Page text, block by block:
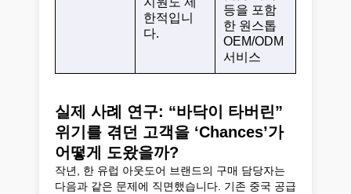
한적입니
다.
등을 포함
한 원스톱
OEM/ODM
서비스
실제 사례 연구: “바닥이 타버린”
위기를 겪던 고객을 ‘Chances’가
어떻게 도왔을까?
작년, 한 유럽 아웃도어 브랜드의 구매 담당자는
다음과 같은 문제에 직면했습니다. 기존 중국 공급